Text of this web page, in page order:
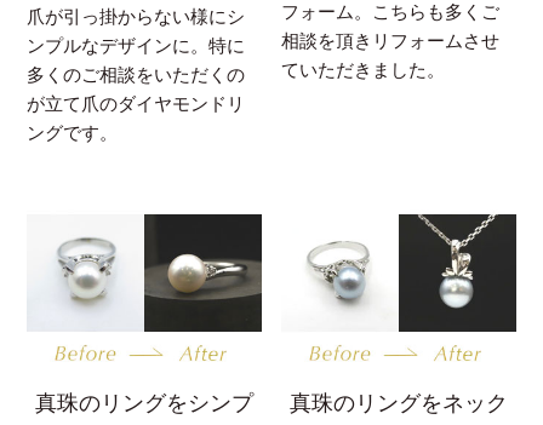
爪が引っ掛からない様にシ
ンプルなデザインに。特に
多くのご相談をいただくの
が立て爪のダイヤモンドリ
ングです。
フォーム。こちらも多くご
相談を頂きリフォームさせ
ていただきました。
真珠のリングをシンプ 真珠のリングをネック